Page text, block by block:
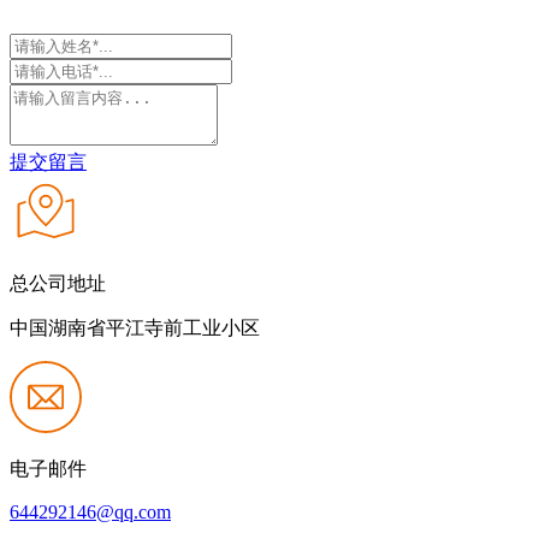
提交留言
总公司地址
中国湖南省平江寺前工业小区
电子邮件
644292146@qq.com